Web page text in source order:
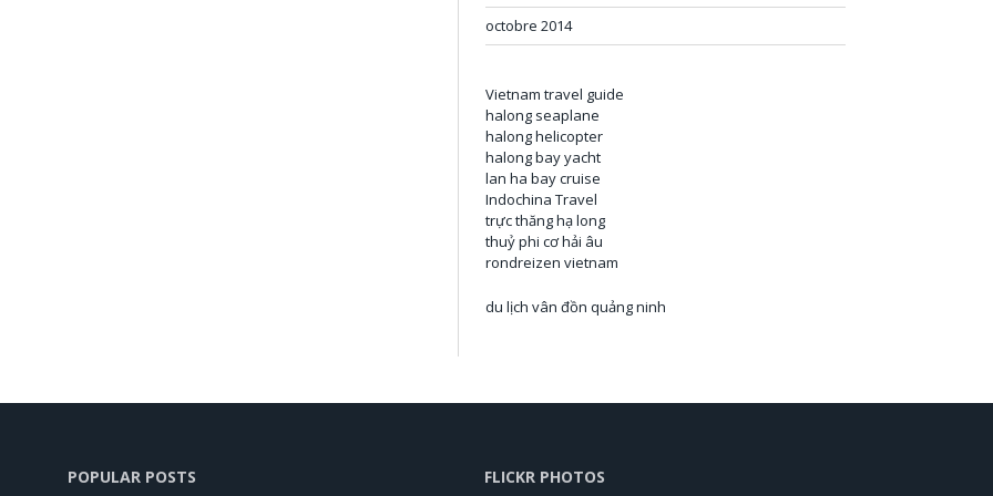
octobre 2014
Vietnam travel guide
halong seaplane
halong helicopter
halong bay yacht
lan ha bay cruise
Indochina Travel
trực thăng hạ long
thuỷ phi cơ hải âu
rondreizen vietnam
du lịch vân đồn quảng ninh
POPULAR POSTS FLICKR PHOTOS